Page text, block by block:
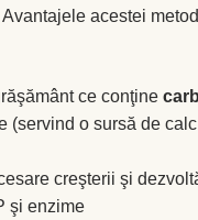
acestei
ce conţine
(servind o sursă de
creşterii şi
şi enzime